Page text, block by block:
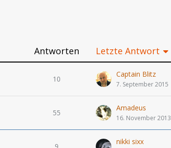
Antworten Letzte Antwort
10
Captain Blitz
7. September 2015
55
Amadeus
16. November 2013
nikki sixx